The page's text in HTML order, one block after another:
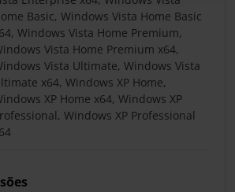
Basic, Windows Vista Home Basic
Windows Vista Home Premium,
Vista Home Premium x64,
Vista Ultimate, Windows Vista
x64, Windows XP Home,
XP Home x64, Windows XP
Windows XP Professional